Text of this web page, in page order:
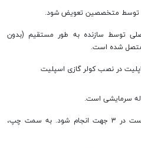
توسط متخصصین تعویض شود.
توسط سازنده به طور مستقیم (بدون
متصل شده است.
سرمایشی است.
لوله کشی در نصب اسپلیت ممکن است در 3 جهت انجام شود. به سمت چپ،